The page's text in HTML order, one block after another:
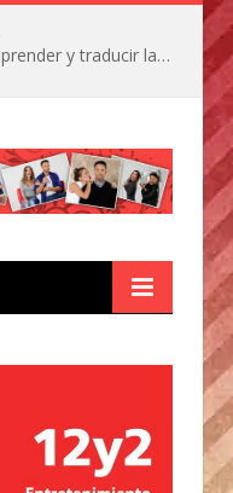
La IA está acercándonos a comprender y traducir las vocalizaciones y comportamientos de nuestras mascotas